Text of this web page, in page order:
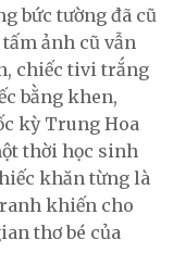
bức tường đã cũ
ảnh cũ vẫn
chiếc tivi trắng
bằng khen,
kỳ Trung Hoa
thời học sinh
khăn từng là
khiến cho
thơ bé của